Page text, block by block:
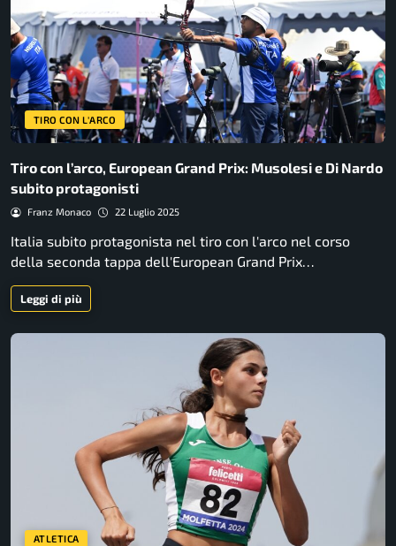
TIRO CON L'ARCO
Tiro con l’arco, European Grand Prix: Musolesi e Di Nardo
subito protagonisti
Franz Monaco 22 Luglio 2025
Italia subito protagonista nel tiro con l'arco nel corso
della seconda tappa dell'European Grand Prix…
Leggi di più
ATLETICA